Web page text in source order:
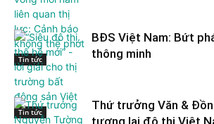
Tin tức
Tin tức
BĐS Việt Nam: Bứt
thông minh
Thứ trưởng Văn &
tương lai đô thị Việt